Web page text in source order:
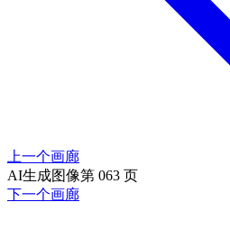
上一个画廊
AI生成图像第 063 页
下一个画廊